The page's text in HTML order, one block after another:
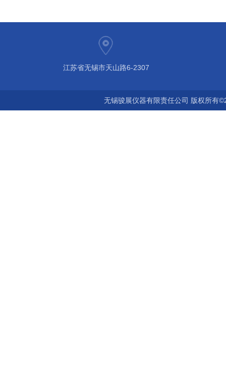
江苏省无锡市天山路6-2307
无锡骏展仪器有限责任公司 版权所有